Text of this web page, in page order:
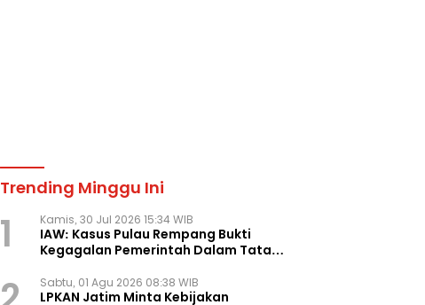
Trending Minggu Ini
1 Kamis, 30 Jul 2026 15:34 WIB
IAW: Kasus Pulau Rempang Bukti
Kegagalan Pemerintah Dalam Tata
Sabtu, 01 Agu 2026 08:38 WIB
LPKAN Jatim Minta Kebijakan